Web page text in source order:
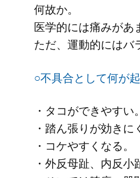
何故か。
医学的には痛みがあ
ただ、運動的にはバ
○不具合として何が起
・タコができやすい。
・踏ん張りが効きに
・コケやすくなる。
・外反母趾、内反小